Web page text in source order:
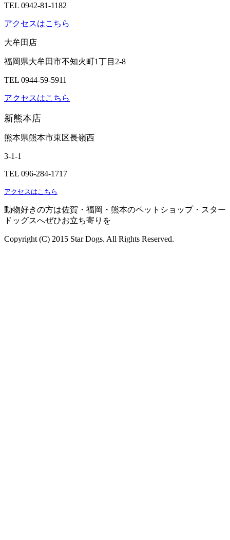
TEL 0942-81-1182
アクセスはこちら
大牟田店
福岡県大牟田市不知火町1丁目2-8
TEL 0944-59-5911
アクセスはこちら
新熊本店
熊本県熊本市東区長嶺西
3-1-1
TEL 096-284-1717
アクセスはこちら
動物好きの方は佐賀・福岡・熊本のペットショップ・スター
ドッグスへぜひお立ち寄りを
Copyright (C) 2015 Star Dogs. All Rights Reserved.